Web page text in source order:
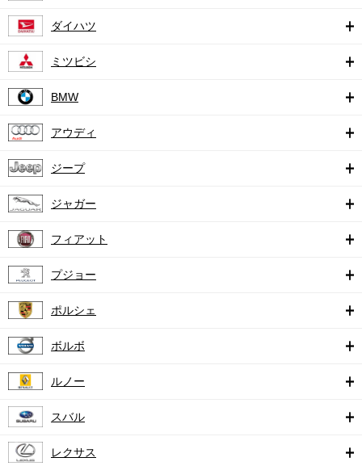
ダイハツ
ミツビシ
BMW
アウディ
ジープ
ジャガー
フィアット
プジョー
ポルシェ
ボルボ
ルノー
スバル
レクサス